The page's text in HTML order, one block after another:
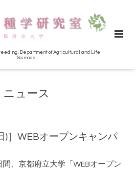
Department of Agricultural and Life
Science.
ニュース
)］WEBオープンキャンパ
間、京都府立大学「WEBオープン